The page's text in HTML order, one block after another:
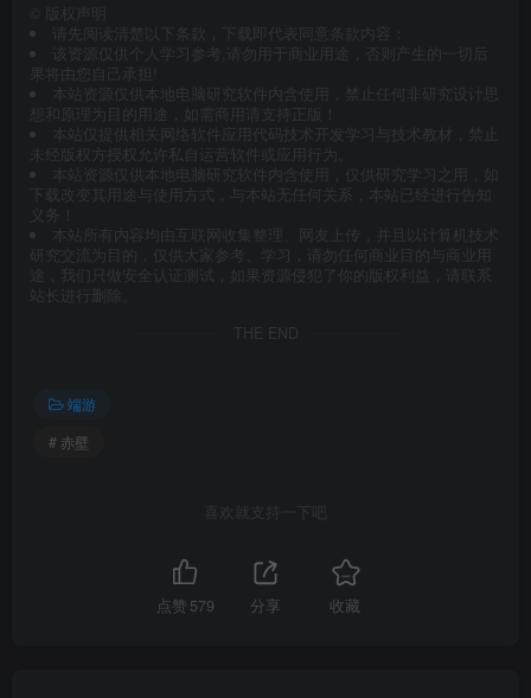
版权声明
请先阅读清楚以下条款，下载即代表同意条款内容：
该资源仅供个人学习参考,请勿用于商业用途，否则产生的一切后
果将由您自己承担!
本站资源仅供本地电脑研究软件内含使用，禁止任何非研究设计思
想和原理为目的用途，如需商用请支持正版！
本站仅提供相关网络软件应用代码技术开发学习与技术教材，禁止
未经版权方授权允许私自运营软件或应用行为。
本站资源仅供本地电脑研究软件内含使用，仅供研究学习之用，如
下载改变其用途与使用方式，与本站无任何关系，本站已经进行告知
义务！
本站所有内容均由互联网收集整理、网友上传，并且以计算机技术
研究交流为目的，仅供大家参考、学习，请勿任何商业目的与商业用
途，我们只做安全认证测试，如果资源侵犯了你的版权利益，请联系
站长进行删除。
THE END
端游
# 赤壁
喜欢就支持一下吧
点赞 579 分享 收藏